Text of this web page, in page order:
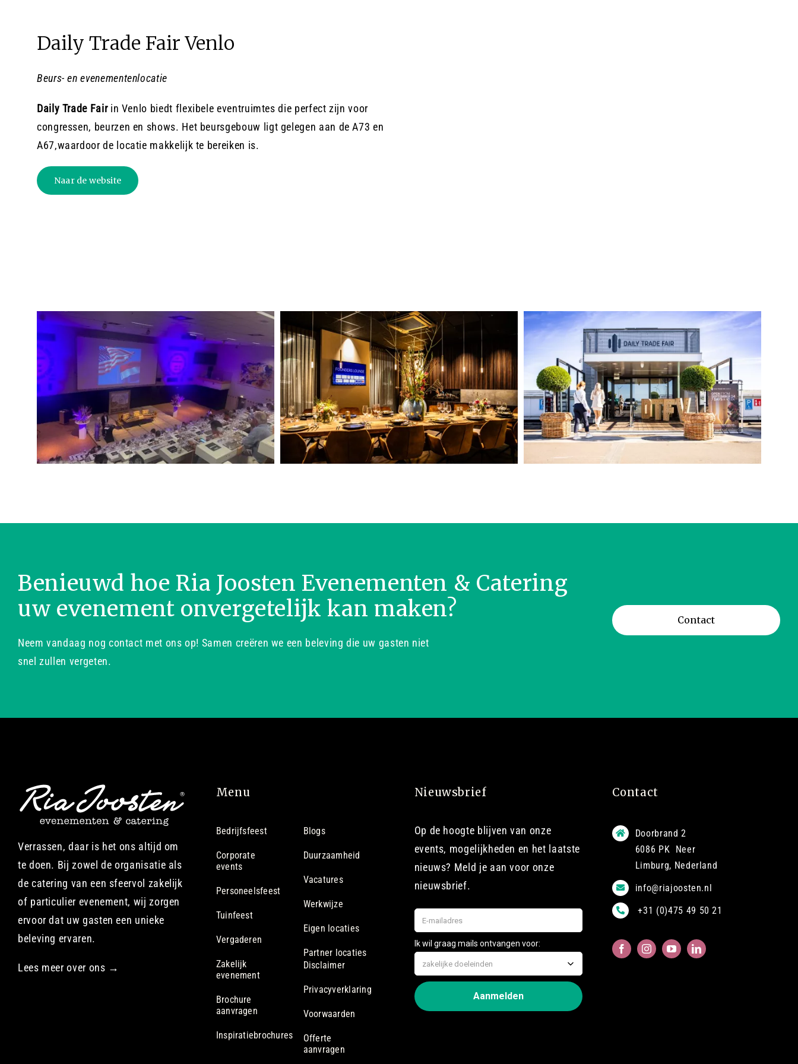
Daily Trade Fair Venlo
Beurs- en evenementenlocatie
Daily Trade Fairin Venlo biedt flexibele eventruimtes die perfect zijn voor
congressen, beurzen en shows. Het beursgebouw ligt gelegen aan de A73 en
A67,waardoor de locatie makkelijk te bereiken is.
Naar de website
Benieuwd hoe Ria Joosten Evenementen & Catering
uw evenement onvergetelijk kan maken?
Neem vandaag nog contact met ons op! Samen creëren we een beleving die uw gasten niet
snel zullen vergeten.
Contact
Verrassen, daar is het ons altijd om
te doen. Bij zowel de organisatie als
de catering van een sfeervol zakelijk
of particulier evenement, wij zorgen
ervoor dat uw gasten een unieke
beleving ervaren.
Lees meer over ons →
Menu
Bedrijfsfeest
Corporate
events
Personeelsfeest
Tuinfeest
Vergaderen
Zakelijk
evenement
Brochure
aanvragen
Inspiratiebrochures
Blogs
Duurzaamheid
Vacatures
Werkwijze
Eigen locaties
Partner locaties
Disclaimer
Privacyverklaring
Voorwaarden
Offerte
aanvragen
Nieuwsbrief
Op de hoogte blijven van onze
events, mogelijkheden en het laatste
nieuws? Meld je aan voor onze
nieuwsbrief.
Contact
Doorbrand 2
6086 PK Neer
Limburg, Nederland
info@riajoosten.nl
+31 (0)475 49 50 21